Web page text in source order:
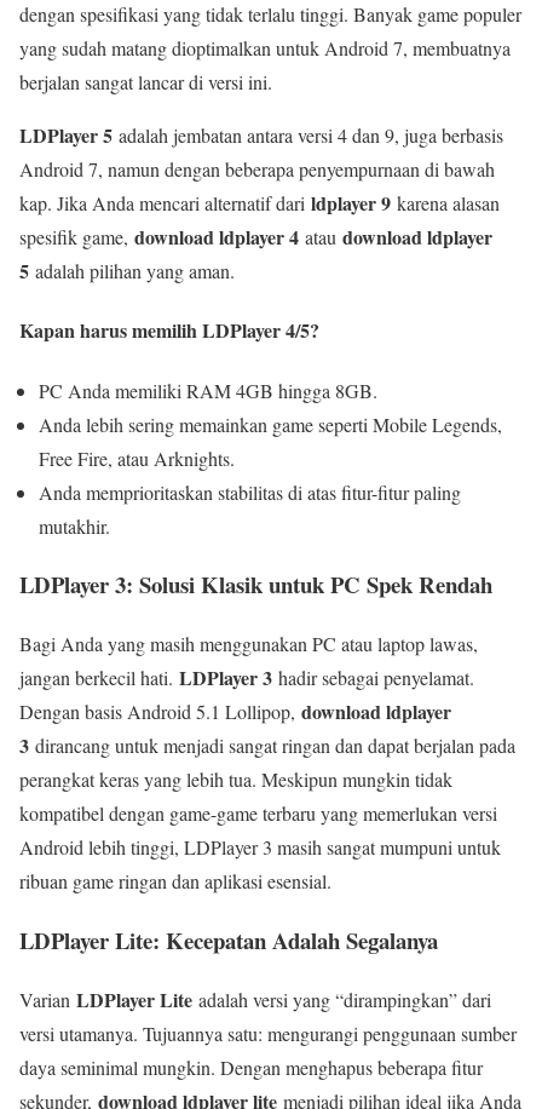
dengan spesifikasi yang tidak terlalu tinggi. Banyak game populer
yang sudah matang dioptimalkan untuk Android 7, membuatnya
berjalan sangat lancar di versi ini.
LDPlayer 5 adalah jembatan antara versi 4 dan 9, juga berbasis
Android 7, namun dengan beberapa penyempurnaan di bawah
kap. Jika Anda mencari alternatif dari ldplayer 9 karena alasan
spesifik game, download ldplayer 4 atau download ldplayer
5 adalah pilihan yang aman.
Kapan harus memilih LDPlayer 4/5?
PC Anda memiliki RAM 4GB hingga 8GB.
Anda lebih sering memainkan game seperti Mobile Legends,
Free Fire, atau Arknights.
Anda memprioritaskan stabilitas di atas fitur-fitur paling
mutakhir.
LDPlayer 3: Solusi Klasik untuk PC Spek Rendah
Bagi Anda yang masih menggunakan PC atau laptop lawas,
jangan berkecil hati. LDPlayer 3 hadir sebagai penyelamat.
Dengan basis Android 5.1 Lollipop, download ldplayer
3 dirancang untuk menjadi sangat ringan dan dapat berjalan pada
perangkat keras yang lebih tua. Meskipun mungkin tidak
kompatibel dengan game-game terbaru yang memerlukan versi
Android lebih tinggi, LDPlayer 3 masih sangat mumpuni untuk
ribuan game ringan dan aplikasi esensial.
LDPlayer Lite: Kecepatan Adalah Segalanya
Varian LDPlayer Lite adalah versi yang “dirampingkan” dari
versi utamanya. Tujuannya satu: mengurangi penggunaan sumber
daya seminimal mungkin. Dengan menghapus beberapa fitur
sekunder, download ldplayer lite menjadi pilihan ideal jika Anda